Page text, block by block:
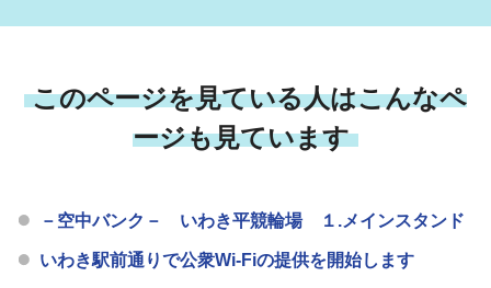
このページを見ている人はこんなペ
ージも見ています
－空中バンク－ いわき平競輪場 １.メインスタンド
いわき駅前通りで公衆Wi-Fiの提供を開始します